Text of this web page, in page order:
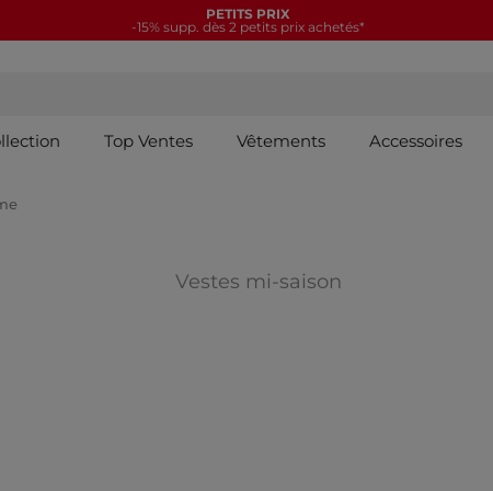
PETITS PRIX
-15% supp. dès 2 petits prix achetés*
Top Ventes Vêtements Accessoires
: Vestes BikerVestes mi-saison Affiner par